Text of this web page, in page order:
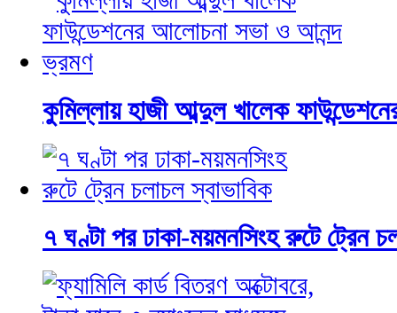
কুমিল্লায় হাজী আব্দুল খালেক
৭ ঘণ্টা পর ঢাকা-ময়মনসিংহ রুটে ট্রেন